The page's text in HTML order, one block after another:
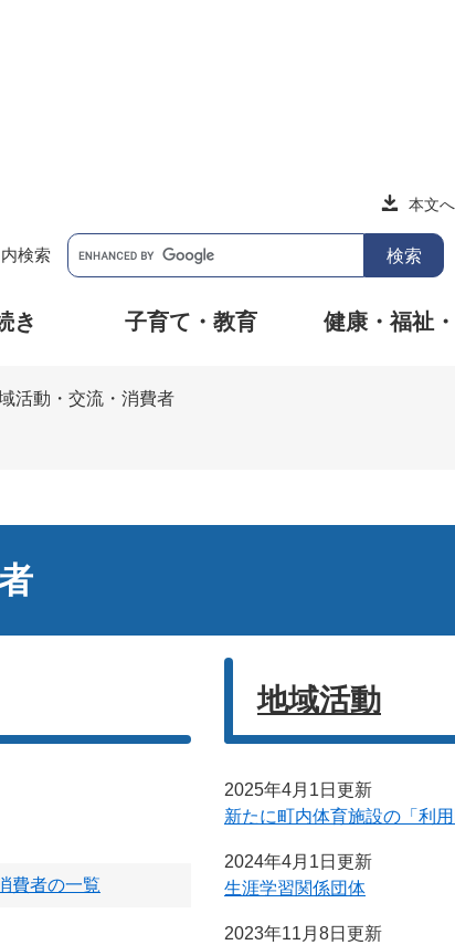
本文へ
検索
き 子育て・教育 健康・福祉
活動・交流・消費者
費者の一覧
地域活動
2025年4月1日更新
新たに町内体育施設の「利
2024年4月1日更新
生涯学習関係団体
2023年11月8日更新